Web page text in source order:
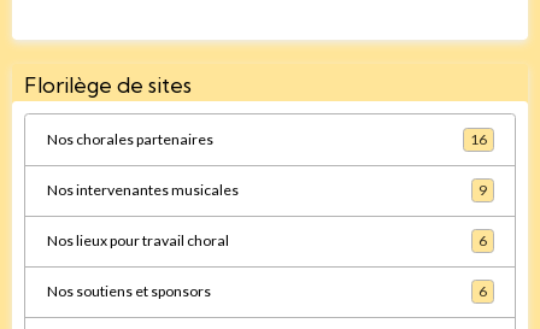
Florilège de sites
Nos chorales partenaires 16
Nos intervenantes musicales 9
Nos lieux pour travail choral 6
Nos soutiens et sponsors 6